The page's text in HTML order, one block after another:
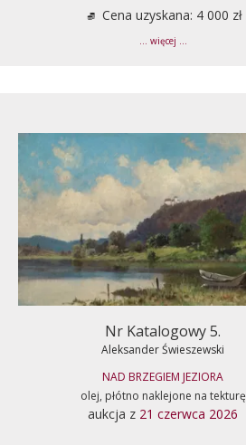
Cena uzyskana: 4 000 zł
... więcej ...
Nr Katalogowy 5.
Aleksander Świeszewski
NAD BRZEGIEM JEZIORA
olej, płótno naklejone na tekturę
aukcja z 21 czerwca 2026